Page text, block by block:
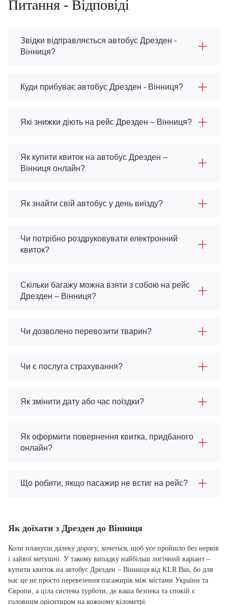
Питання - Відповіді
Звідки відправляється автобус Дрезден -
Вінниця?
Куди прибуває автобус Дрезден - Вінниця?
Які знижки діють на рейс Дрезден – Вінниця?
Як купити квиток на автобус Дрезден –
Вінниця онлайн?
Як знайти свій автобус у день виїзду?
Чи потрібно роздруковувати електронний
квиток?
Скільки багажу можна взяти з собою на рейс
Дрезден – Вінниця?
Чи дозволено перевозити тварин?
Чи є послуга страхування?
Як змінити дату або час поїздки?
Як оформити повернення квитка, придбаного
онлайн?
Що робити, якщо пасажир не встиг на рейс?
Як доїхати з Дрезден до Вінниця
Коли плануєш далеку дорогу, хочеться, щоб усе пройшло без нервів
і зайвої метушні. У такому випадку найбільш логічний варіант –
купити квиток на автобус Дрезден – Вінниця від KLR Bus, бо для
нас це не просто перевезення пасажирів між містами України та
Європи, а ціла система турботи, де ваша безпека та спокій є
головним орієнтиром на кожному кілометрі.